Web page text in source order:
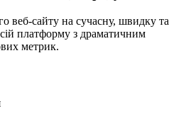
веб-сайту на сучасну, швидку та
платформу з драматичним
метрик.